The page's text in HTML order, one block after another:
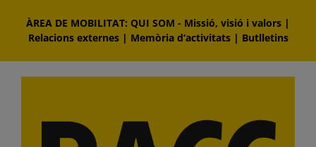
content
ÀREA DE MOBILITAT: QUI SOM - Missió, visió i valors |
Relacions externes| Memòria d‘activitats| Butlletins